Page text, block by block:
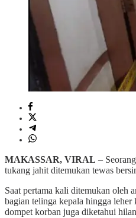
MAKASSAR, VIRAL –
tukang jahit ditemukan tewas
Saat pertama kali ditemukan oleh
bagian telinga kepala hingga
dompet korban juga diketahui